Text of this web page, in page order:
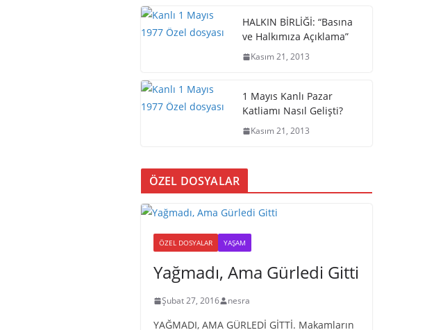
HALKIN BİRLİĞİ: “Basına
ve Halkımıza Açıklama”
Kasım 21, 2013
1 Mayıs Kanlı Pazar
Katliamı Nasıl Gelişti?
Kasım 21, 2013
ÖZEL DOSYALAR
ÖZEL DOSYALAR YAŞAM
Yağmadı, Ama Gürledi Gitti
Şubat 27, 2016 nesra
YAĞMADI, AMA GÜRLEDİ GİTTİ. Makamların